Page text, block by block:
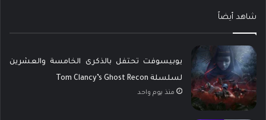
شاهد أيضاً
يوبيسوفت تحتفل بالذكرى الخامسة والعشرين
لسلسلة Tom Clancy’s Ghost Recon
منذ يوم واحد